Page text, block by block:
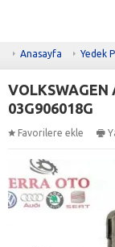
Anasayfa Yedek
VOLKSWAGEN
03G906018G
Favorilere ekle